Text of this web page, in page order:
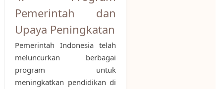
Pemerintah dan
Upaya Peningkatan
Pemerintah Indonesia telah
meluncurkan berbagai
program untuk
meningkatkan pendidikan di